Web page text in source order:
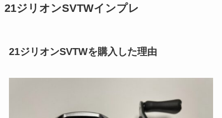
21ジリオンSVTWインプレ
21ジリオンSVTWを購入した理由